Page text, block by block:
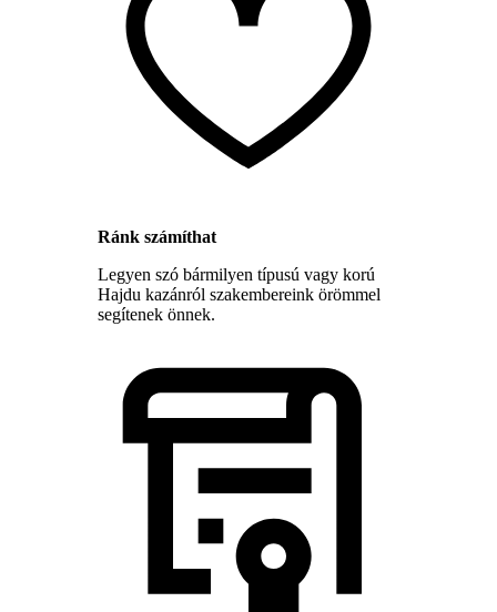
Ránk számíthat
Legyen szó bármilyen típusú vagy korú
Hajdu kazánról szakembereink örömmel
segítenek önnek.